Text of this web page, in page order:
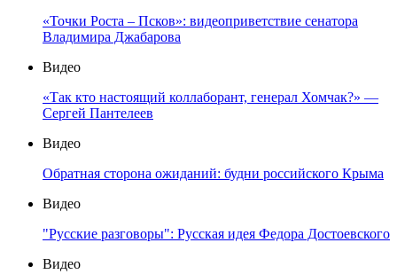
«Точки Роста – Псков»: видеоприветствие сенатора
Владимира Джабарова
Видео
«Так кто настоящий коллаборант, генерал Хомчак?» —
Сергей Пантелеев
Видео
Обратная сторона ожиданий: будни российского Крыма
Видео
"Русские разговоры": Русская идея Федора Достоевского
Видео